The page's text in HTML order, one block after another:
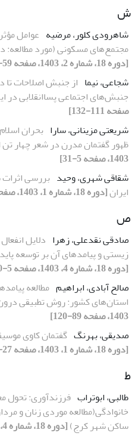
ش
شاهرودی کلور، مرضیه عوامل
مجتمع‌های مسکونی (مورد
[دوره 18، شماره 2، 1403، صفحه 59-88]
شجاعی، نیما از جنبش اصلاحات تا
جنبش‌های اجتماعی پساانقلابی در
صفحه 111-132]
شریعتی مزینانی، سارا بحران
ظهور گفتمان مدرن در شعر چهار
1403، صفحه 5-31]
شقاقی شهری، وحید بررسی اثرات
ایران[دوره 18، شماره 1، 1403، صفحه 133-160]
ص
صادقی نقدعلی، زهرا دلایل
زیستی و پیامدهای آن بر توسعه
[دوره 18، شماره 4، 1403، صفحه 5-30]
صالح آبادی، ابراهیم مطالعه
استان‌های کشور: روش تطبیقی
1403، صفحه 89-120]
صدیقی، بهرنگ گفتمان کاوی
[دوره 18، شماره 1، 1403، صفحه 27-49]
ط
طالبی، ابوتراب فرزندآوری: تحول
خانوادگی(مطالعه موردی زنان و
ساکن شهر کرج)[دوره 18، شماره 4، 1403، صفحه 81-104]